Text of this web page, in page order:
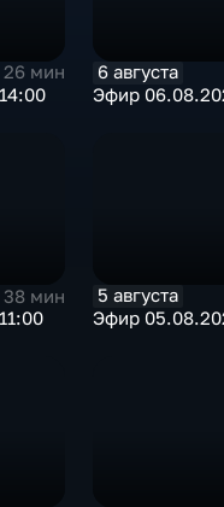
26 мин
6 августа
Эфир
38 мин
5 августа
Эфир